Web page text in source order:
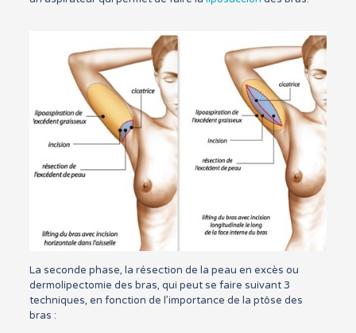
La seconde phase, la résection de la peau en excès ou
dermolipectomie des bras, qui peut se faire suivant 3
techniques, en fonction de l’importance de la ptôse des
bras :